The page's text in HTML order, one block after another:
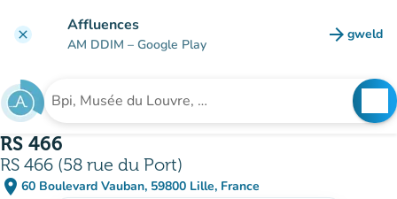
clear Affluences
AM DDIM – Google Play arrow_forward gweld
(tab
Chwilio am sefydliad
RS 466
RS 466 (58 rue du Port)
place 60 Boulevard Vauban, 59800 Lille, France
(agor yn Google Maps)
(tab newydd)